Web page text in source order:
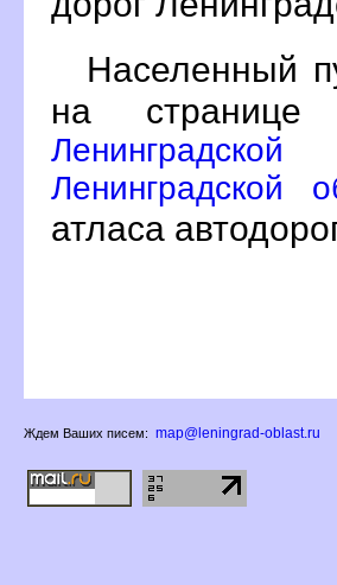
Населенный
на странице
атласа
Ждем Ваших писем: map@leningrad-oblast.ru